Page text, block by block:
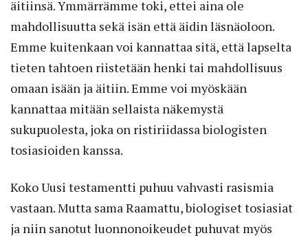
äitiinsä. Ymmärrämme toki, ettei aina ole
mahdollisuutta sekä isän että äidin läsnäoloon.
Emme kuitenkaan voi kannattaa sitä, että lapselta
tieten tahtoen riistetään henki tai mahdollisuus
omaan isään ja äitiin. Emme voi myöskään
kannattaa mitään sellaista näkemystä
sukupuolesta, joka on ristiriidassa biologisten
tosiasioiden kanssa.
Koko Uusi testamentti puhuu vahvasti rasismia
vastaan. Mutta sama Raamattu, biologiset tosiasiat
ja niin sanotut luonnonoikeudet puhuvat myös